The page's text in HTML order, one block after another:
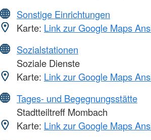
Sonstige Einrichtungen
Karte: Link zur Google Maps
Sozialstationen
Soziale Dienste
Karte: Link zur Google Maps
Tages- und Begegnungsstätte
Stadtteiltreff Mombach
Karte: Link zur Google Maps